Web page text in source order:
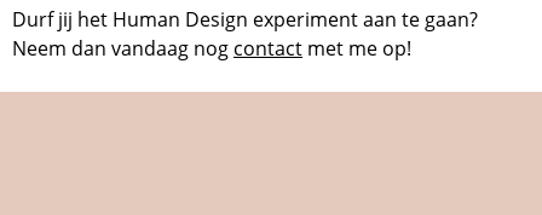
Durf jij het Human Design experiment aan te gaan?
Neem dan vandaag nog contact met me op!